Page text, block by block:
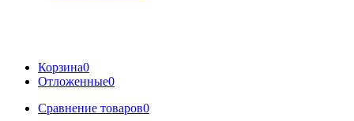
Корзина0
Отложенные0
Сравнение товаров0